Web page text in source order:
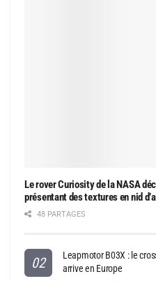
Le rover Curiosity de la NASA
présentant des textures en nid
48 PARTAGES
Leapmotor B03X : le
arrive en Europe